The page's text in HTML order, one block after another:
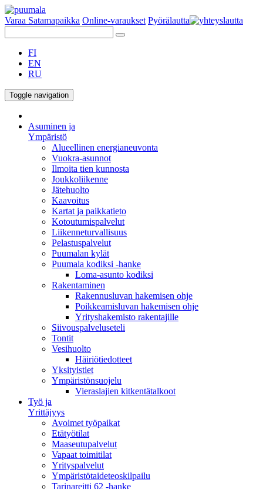
Varaa Satamapaikka Online-varaukset Pyörälautta
FI
EN
RU
Toggle navigation
Asuminen ja
Ympäristö
Alueellinen energianeuvonta
Vuokra-asunnot
Ilmoita tien kunnosta
Joukkoliikenne
Jätehuolto
Kaavoitus
Kartat ja paikkatieto
Kotoutumispalvelut
Liikenneturvallisuus
Pelastuspalvelut
Puumalan kylät
Puumala kodiksi -hanke
Loma-asunto kodiksi
Rakentaminen
Rakennusluvan hakemisen ohje
Poikkeamisluvan hakemisen ohje
Yrityshakemisto rakentajille
Siivouspalveluseteli
Tontit
Vesihuolto
Häiriötiedotteet
Yksityistiet
Ympäristönsuojelu
Vieraslajien kitkentätalkoot
Työ ja
Yrittäjyys
Avoimet työpaikat
Etätyötilat
Maaseutupalvelut
Vapaat toimitilat
Yrityspalvelut
Ympäristötaideteoskilpailu
Tarinareitti 62 -hanke